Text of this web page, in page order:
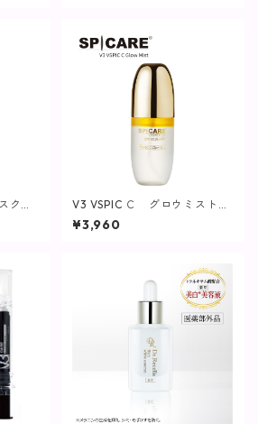
クリ
SPIC
V3 VSPIC Ｃ グロウミスト
【SPICARE／スピケア】
¥3,960